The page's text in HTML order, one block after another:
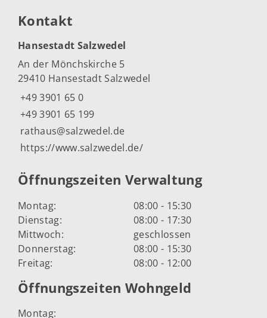
Kontakt
Hansestadt Salzwedel
An der Mönchskirche 5
29410 Hansestadt Salzwedel
+49 3901 65 0
+49 3901 65 199
rathaus@salzwedel.de
https://www.salzwedel.de/
Öffnungszeiten Verwaltung
Montag:
08:00 - 15:30
Dienstag:
08:00 - 17:30
Mittwoch:
geschlossen
Donnerstag:
08:00 - 15:30
Freitag:
08:00 - 12:00
Öffnungszeiten Wohngeld
Montag: